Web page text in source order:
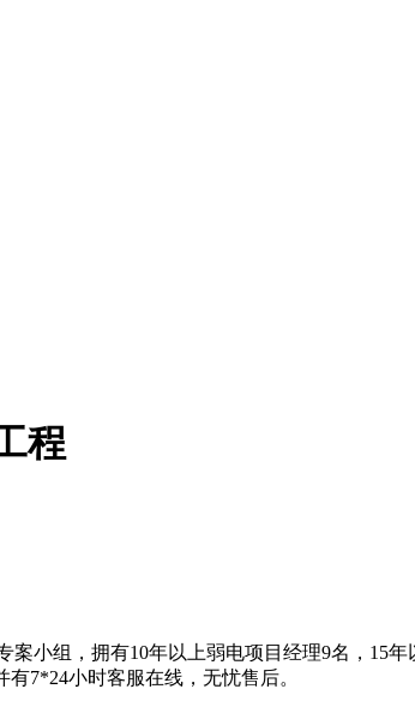
程
小组，拥有10年以上弱电项目经理9名，15
7*24小时客服在线，无忧售后。